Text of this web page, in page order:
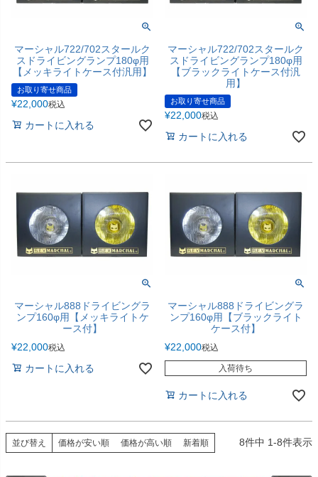
マーシャル722/702スタールク
スドライビングランプ180φ用
【メッキライトケース付汎用】
お取り寄せ商品
¥22,000税込
カートに入れる
マーシャル722/702スタールク
スドライビングランプ180φ用
【ブラックライトケース付汎
用】
お取り寄せ商品
¥22,000税込
カートに入れる
マーシャル888ドライビングラ
ンプ160φ用【メッキライトケ
ース付】
¥22,000税込
カートに入れる
マーシャル888ドライビングラ
ンプ160φ用【ブラックライト
ケース付】
¥22,000税込
入荷待ち
カートに入れる
並び替え 価格が安い順 価格が高い順 新着順 8件中 1-8件表示